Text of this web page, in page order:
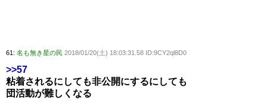
61: 名も無き星の民 2018/01/20(土) 18:03:31.58 ID:9CY2ql8D0
>>57
粘着されるにしても非公開にするにしても
団活動が難しくなる